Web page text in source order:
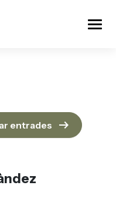
entrades arrow_right_alt